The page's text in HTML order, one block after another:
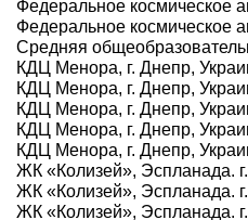
Федеральное космическое
Федеральное космическое
Средняя
КДЦ Менора, г. Днепр,
КДЦ Менора, г. Днепр,
КДЦ Менора, г. Днепр,
КДЦ Менора, г. Днепр,
КДЦ Менора, г. Днепр,
ЖК «Колизей», Эспланада.
ЖК «Колизей», Эспланада.
ЖК «Колизей», Эспланада.